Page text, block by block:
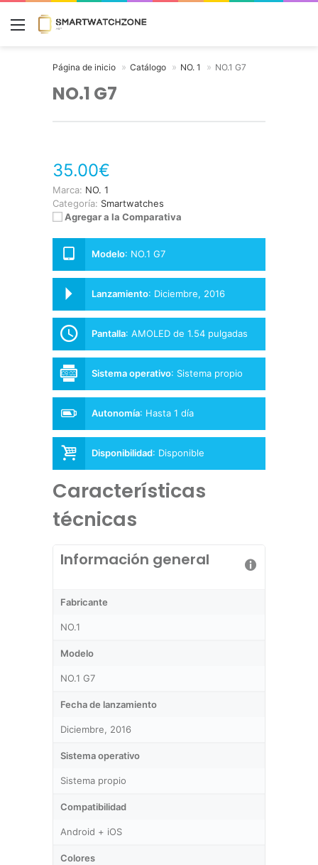
Menú
Página de inicio Catálogo NO. 1 NO.1 G7
NO.1 G7
35.00€
Marca: NO. 1
Categoría: Smartwatches
Agregar a la Comparativa
Modelo: NO.1 G7
Lanzamiento: Diciembre, 2016
Pantalla: AMOLED de 1.54 pulgadas
Sistema operativo: Sistema propio
Autonomía: Hasta 1 día
Disponibilidad: Disponible
Características
técnicas
Información general
Fabricante
NO.1
Modelo
NO.1 G7
Fecha de lanzamiento
Diciembre, 2016
Sistema operativo
Sistema propio
Compatibilidad
Android + iOS
Colores